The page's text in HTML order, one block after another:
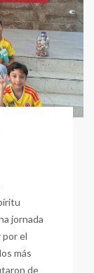
jornada
por el
más
de